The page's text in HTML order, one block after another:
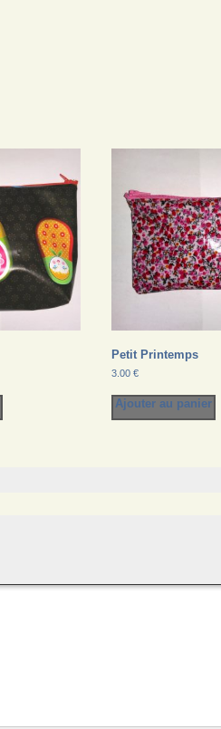
Petit Printemps
3.00€
Ajouter au panier